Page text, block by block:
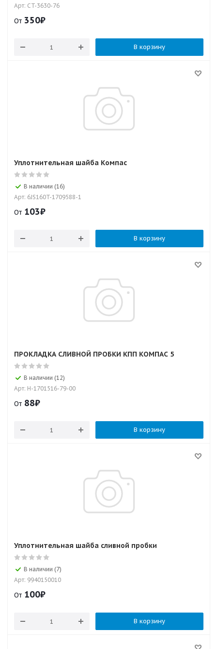
Арт: CT-3630-76
От 350₽
В корзину
Уплотнительная шайба Компас
В наличии (16)
Арт: 6JS160T-1709588-1
От 103₽
В корзину
ПРОКЛАДКА СЛИВНОЙ ПРОБКИ КПП КОМПАС 5
В наличии (12)
Арт: H-1701516-79-00
От 88₽
В корзину
Уплотнительная шайба сливной пробки
В наличии (7)
Арт: 9940150010
От 100₽
В корзину